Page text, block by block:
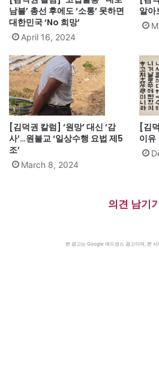
남불’ 총선 후에도 ‘소통’ 못하면
대한민국 ‘No 희망’
April 16, 2024
알아
[김덕권 칼럼] ‘원망’ 대신 ‘감
사’…원불교 ‘일상수행 요법 제5
조’
March 8, 2024
[김
이유
의견 남기기
본 광고는 Google 애드센스 광고이며, 본